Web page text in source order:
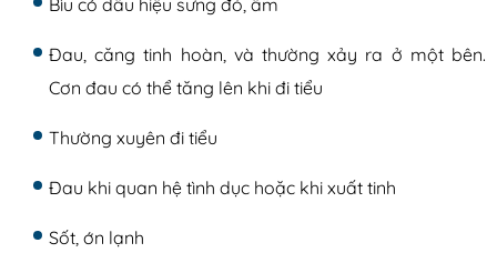
Bìu có dấu hiệu sưng đỏ, ấm
Đau, căng tinh hoàn, và thường xảy ra ở một bên.
Cơn đau có thể tăng lên khi đi tiểu
Thường xuyên đi tiểu
Đau khi quan hệ tình dục hoặc khi xuất tinh
Sốt, ớn lạnh